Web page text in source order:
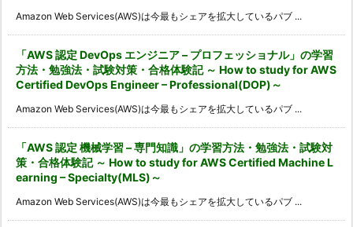
Amazon Web Services(AWS)は今最もシェアを拡大しているパブ ...
「AWS 認定 DevOps エンジニア – プロフェッショナル」の学習
方法・勉強法・試験対策・合格体験記 ～ How to study for AWS
Certified DevOps Engineer – Professional(DOP)～
Amazon Web Services(AWS)は今最もシェアを拡大しているパブ ...
「AWS 認定 機械学習 – 専門知識」の学習方法・勉強法・試験対
策・合格体験記 ～ How to study for AWS Certified Machine L
earning – Specialty(MLS)～
Amazon Web Services(AWS)は今最もシェアを拡大しているパブ ...